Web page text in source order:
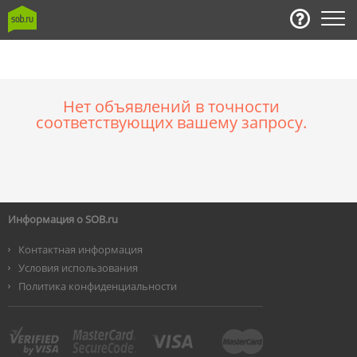
Нет объявлений в точности
соответствующих вашему запросу.
Информация о SOB.ru
Контактная информация
Условия использования
Политика конфиденциальности